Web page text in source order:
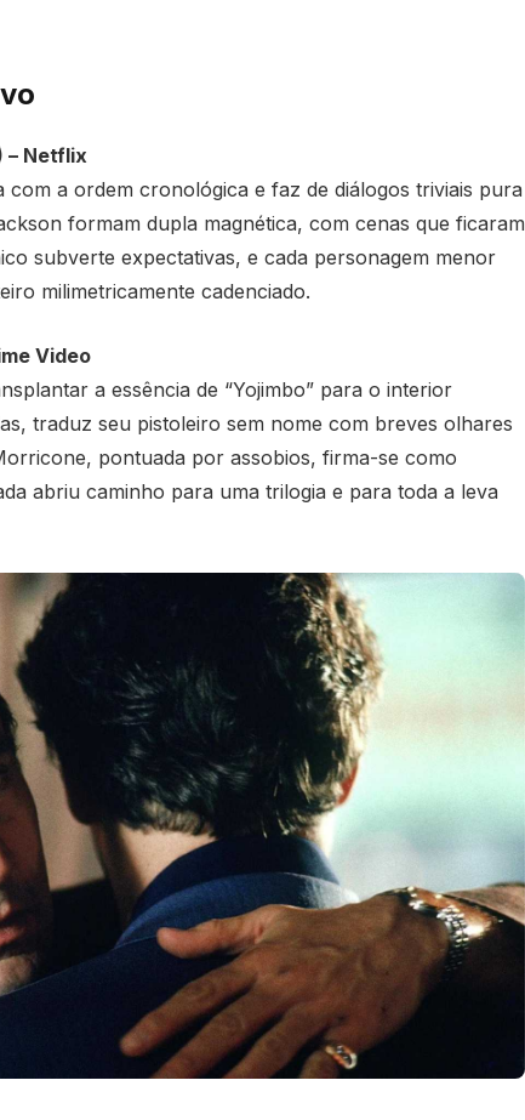
– Netflix
a ordem cronológica e faz de diálogos triviais pura
formam dupla magnética, com cenas que ficaram
subverte expectativas, e cada personagem menor
milimetricamente cadenciado.
Video
a essência de “Yojimbo” para o interior
traduz seu pistoleiro sem nome com breves olhares
pontuada por assobios, firma-se como
abriu caminho para uma trilogia e para toda a leva